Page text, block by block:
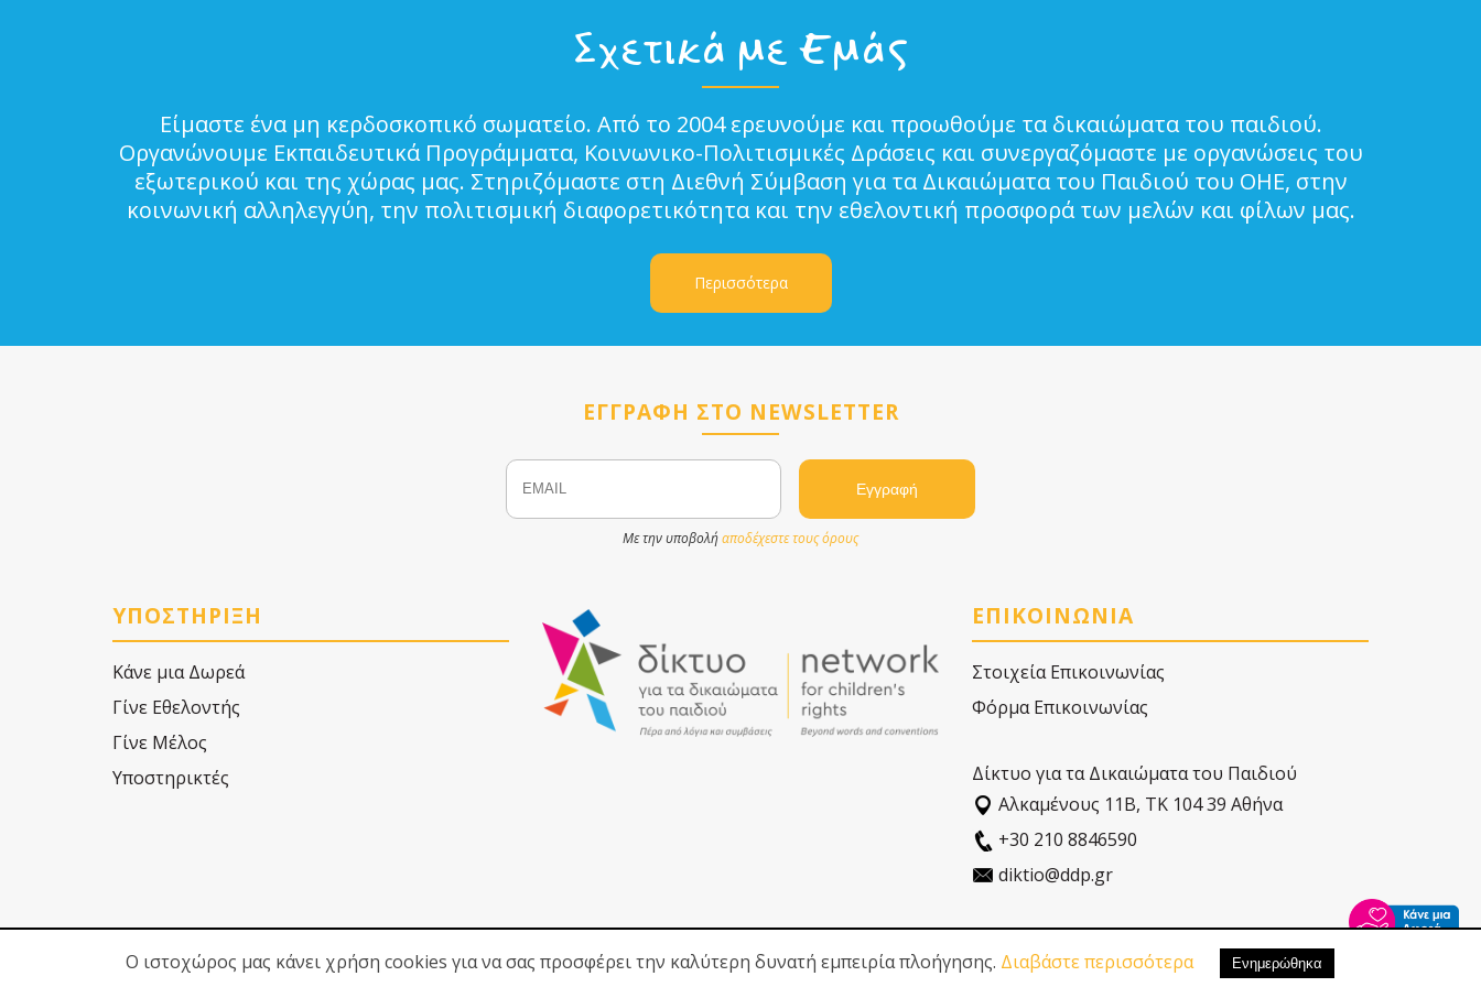
Σχετικά με Εμάς
Είμαστε ένα μη κερδοσκοπικό σωματείο. Από το 2004 ερευνούμε και προωθούμε τα δικαιώματα του παιδιού.
Οργανώνουμε Εκπαιδευτικά Προγράμματα, Κοινωνικο-Πολιτισμικές Δράσεις και συνεργαζόμαστε με οργανώσεις του
εξωτερικού και της χώρας μας. Στηριζόμαστε στη Διεθνή Σύμβαση για τα Δικαιώματα του Παιδιού του ΟΗΕ, στην
κοινωνική αλληλεγγύη, την πολιτισμική διαφορετικότητα και την εθελοντική προσφορά των μελών και φίλων μας.
Περισσότερα
ΕΓΓΡΑΦΗ ΣΤΟ NEWSLETTER
Email Name
Με την υποβολήαποδέχεστε τους όρους
ΥΠΟΣΤΗΡΙΞΗ
Κάνε μια Δωρεά
Γίνε Εθελοντής
Γίνε Μέλος
Υποστηρικτές
ΕΠΙΚΟΙΝΩΝΙΑ
Στοιχεία Επικοινωνίας
Φόρμα Επικοινωνίας
Δίκτυο για τα Δικαιώματα του Παιδιού
Αλκαµένους 11Β, ΤΚ 104 39 Αθήνα
+30 210 8846590
diktio@ddp.gr
Ο ιστοχώρος μας κάνει χρήση cookies για να σας προσφέρει την καλύτερη δυνατή εμπειρία πλοήγησης. Διαβάστε περισσότερα